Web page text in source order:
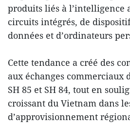
produits liés à l’intelligence
circuits intégrés, de
données et d’ordinateurs
Cette tendance a créé des
aux échanges commerciaux
SH 85 et SH 84, tout en
croissant du Vietnam dans
d’approvisionnement